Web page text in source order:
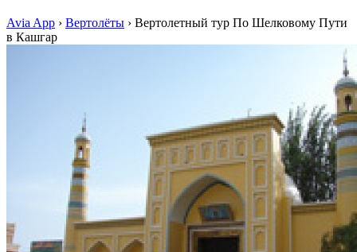
Avia App › Вертолёты › Вертолетный тур По Шелковому Пути
в Кашгар